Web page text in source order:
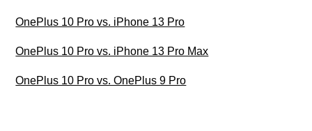
OnePlus 10 Pro vs. iPhone 13 Pro
OnePlus 10 Pro vs. iPhone 13 Pro Max
OnePlus 10 Pro vs. OnePlus 9 Pro